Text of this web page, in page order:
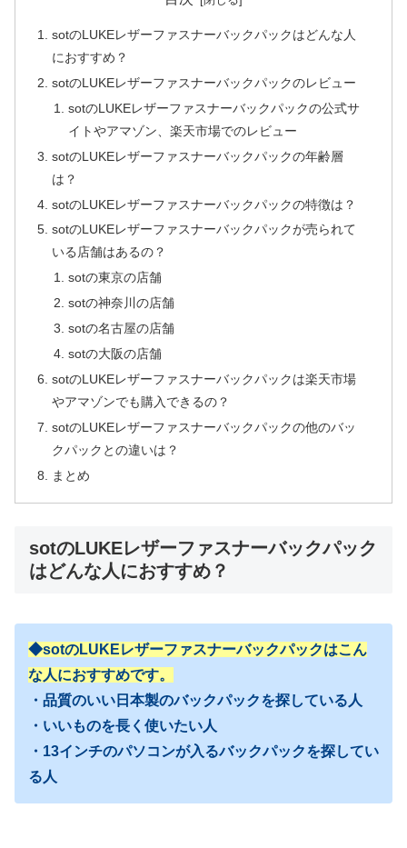
sotのLUKEレザーファスナーバックパックはどんな人
におすすめ？
sotのLUKEレザーファスナーバックパックのレビュー
sotのLUKEレザーファスナーバックパックの公式サ
イトやアマゾン、楽天市場でのレビュー
sotのLUKEレザーファスナーバックパックの年齢層
は？
sotのLUKEレザーファスナーバックパックの特徴は？
sotのLUKEレザーファスナーバックパックが売られて
いる店舗はあるの？
sotの東京の店舗
sotの神奈川の店舗
sotの名古屋の店舗
sotの大阪の店舗
sotのLUKEレザーファスナーバックパックは楽天市場
やアマゾンでも購入できるの？
sotのLUKEレザーファスナーバックパックの他のバッ
クパックとの違いは？
まとめ
sotのLUKEレザーファスナーバックパック
はどんな人におすすめ？
◆sotのLUKEレザーファスナーバックパックはこん
な人におすすめです。
・品質のいい日本製のバックパックを探している人
・いいものを長く使いたい人
・13インチのパソコンが入るバックパックを探してい
る人